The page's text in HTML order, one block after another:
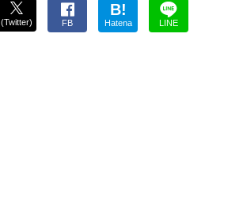
(Twitter) FB
B!
Hatena LINE